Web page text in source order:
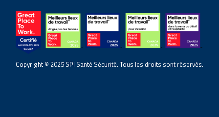
Copyright © 2025 SPI Santé Sécurité. Tous les droits sont réservés.